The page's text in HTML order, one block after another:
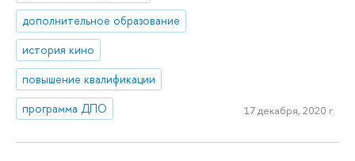
дополнительное образование
история кино
повышение квалификации
программа ДПО
17 декабря, 2020 г.